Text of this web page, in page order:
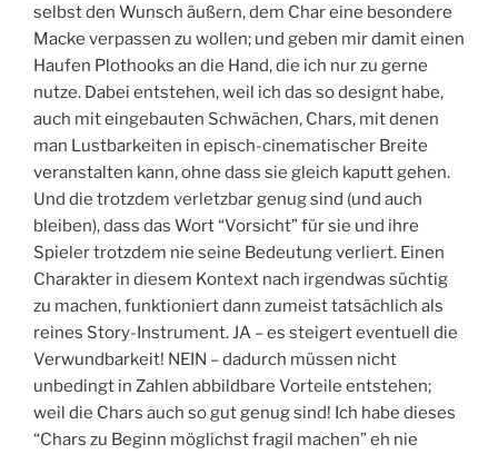
selbst den Wunsch äußern, dem Char eine besondere
Macke verpassen zu wollen; und geben mir damit einen
Haufen Plothooks an die Hand, die ich nur zu gerne
nutze. Dabei entstehen, weil ich das so designt habe,
auch mit eingebauten Schwächen, Chars, mit denen
man Lustbarkeiten in episch-cinematischer Breite
veranstalten kann, ohne dass sie gleich kaputt gehen.
Und die trotzdem verletzbar genug sind (und auch
bleiben), dass das Wort “Vorsicht” für sie und ihre
Spieler trotzdem nie seine Bedeutung verliert. Einen
Charakter in diesem Kontext nach irgendwas süchtig
zu machen, funktioniert dann zumeist tatsächlich als
reines Story-Instrument. JA – es steigert eventuell die
Verwundbarkeit! NEIN – dadurch müssen nicht
unbedingt in Zahlen abbildbare Vorteile entstehen;
weil die Chars auch so gut genug sind! Ich habe dieses
“Chars zu Beginn möglichst fragil machen” eh nie